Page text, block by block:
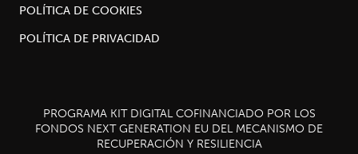
POLÍTICA DE COOKIES
POLÍTICA DE PRIVACIDAD
PROGRAMA KIT DIGITAL COFINANCIADO POR LOS
FONDOS NEXT GENERATION EU DEL MECANISMO DE
RECUPERACIÓN Y RESILIENCIA